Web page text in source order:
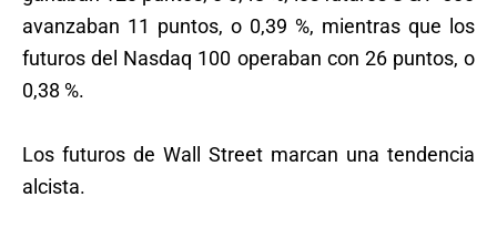
avanzaban 11 puntos, o 0,39 %, mientras que los
futuros del Nasdaq 100 operaban con 26 puntos, o
0,38 %.
Los futuros de Wall Street marcan una tendencia
alcista.